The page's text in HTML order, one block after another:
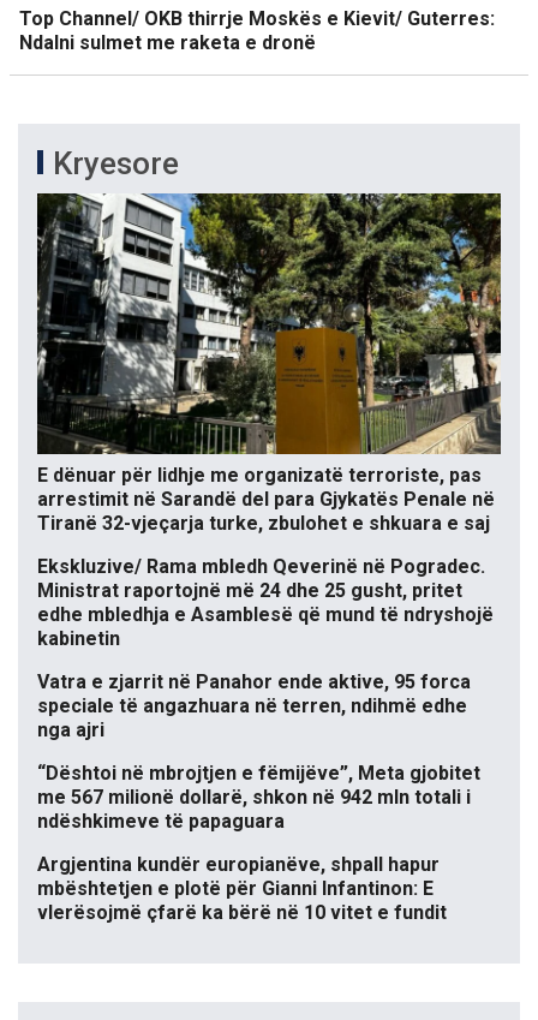
Top Channel/ OKB thirrje Moskës e Kievit/ Guterres:
Ndalni sulmet me raketa e dronë
Kryesore
E dënuar për lidhje me organizatë terroriste, pas
arrestimit në Sarandë del para Gjykatës Penale në
Tiranë 32-vjeçarja turke, zbulohet e shkuara e saj
Ekskluzive/ Rama mbledh Qeverinë në Pogradec.
Ministrat raportojnë më 24 dhe 25 gusht, pritet
edhe mbledhja e Asamblesë që mund të ndryshojë
kabinetin
Vatra e zjarrit në Panahor ende aktive, 95 forca
speciale të angazhuara në terren, ndihmë edhe
nga ajri
“Dështoi në mbrojtjen e fëmijëve”, Meta gjobitet
me 567 milionë dollarë, shkon në 942 mln totali i
ndëshkimeve të papaguara
Argjentina kundër europianëve, shpall hapur
mbështetjen e plotë për Gianni Infantinon: E
vlerësojmë çfarë ka bërë në 10 vitet e fundit